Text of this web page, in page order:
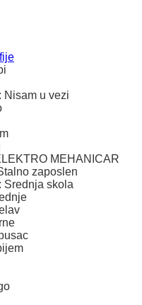
Nisam u vezi
MEHANICAR
zaposlen
Srednja skola